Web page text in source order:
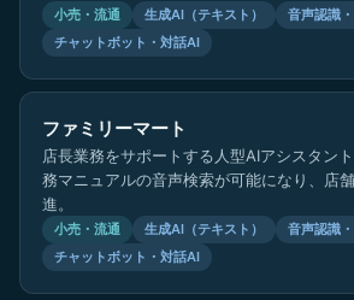
小売・流通 生成AI（テキスト）
音声認識
チャットボット・対話AI
ファミリーマート
店長業務をサポートする人型AIアシスタン
務マニュアルの音声検索が可能になり、店
進。
小売・流通 生成AI（テキスト）
音声認識
チャットボット・対話AI